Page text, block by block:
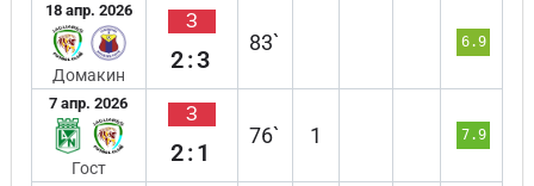
18 апр. 2026
Домакин
З
2:3
83` 6.9
7 апр. 2026
Гост
З
2:1
76` 1 7.9